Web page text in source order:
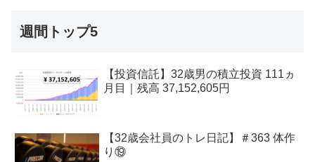
週間トップ5
【投資信託】32歳男の積立投資 111ヵ
月目｜残高 37,152,605円
【32歳会社員のトレ日記】＃363 体作
り⑲